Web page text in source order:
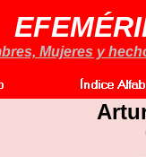
Mujeres y